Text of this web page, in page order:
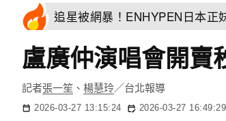
追星被網暴！ENHYPEN日本
盧廣仲演唱會開
記者張一笙 、 楊慧玲／台北報導
2026-03-27 13:15:24 2026-03-27 16:49:29